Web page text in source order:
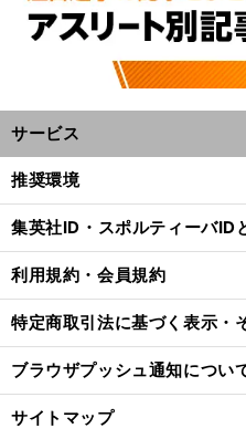
サービス
推奨環境
集英社ID・スポルティーバID
利用規約・会員規約
特定商取引法に基づく表示・
ブラウザプッシュ通知につい
サイトマップ